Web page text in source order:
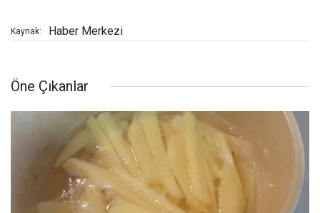
Kaynak: Haber Merkezi
Öne Çıkanlar